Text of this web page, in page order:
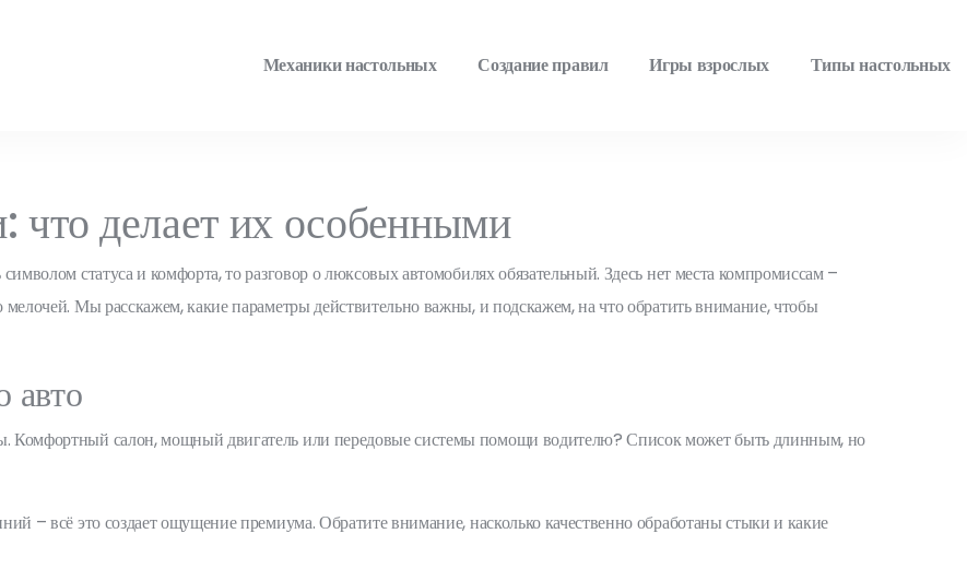
Механики настольных Создание правил Игры взрослых Типы настольных
делает их особенными
статуса и комфорта, то разговор о люксовых автомобилях обязательный. Здесь нет места компромиссам –
Мы расскажем, какие параметры действительно важны, и подскажем, на что обратить внимание, чтобы
авто
салон, мощный двигатель или передовые системы помощи водителю? Список может быть длинным, но
– всё это создает ощущение премиума. Обратите внимание, насколько качественно обработаны стыки и какие